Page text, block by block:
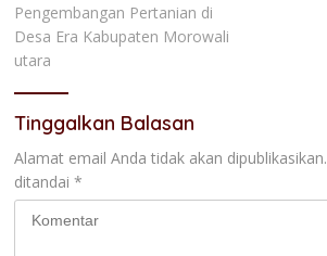
Pengembangan Pertanian di
Desa Era Kabupaten Morowali
utara
Tinggalkan Balasan
Alamat email Anda tidak akan dipublikasikan.
ditandai *